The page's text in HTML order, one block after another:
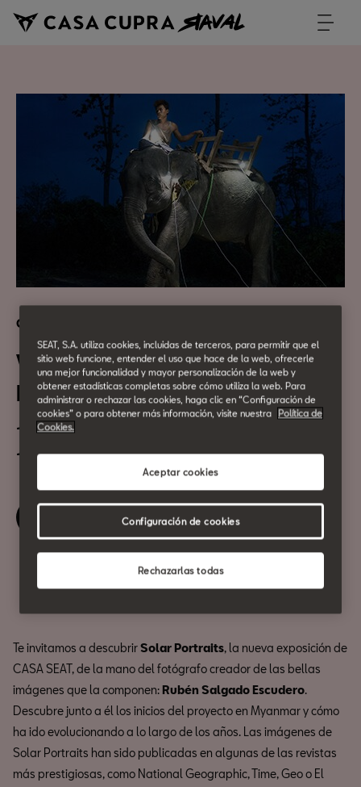
Cultura Urbana
Visita inaugural a Solar
Portraits
1 de Septiembre
18:00h y 19:00h
Reserva tu entrada
Compartir
Te invitamos a descubrirSolar Portraits, la nueva exposición de
CASA SEAT, de la mano del fotógrafo creador de las bellas
imágenes que la componen: Rubén Salgado Escudero.
Descubre junto a él los inicios del proyecto en Myanmar y cómo
ha ido evolucionando a lo largo de los años. Las imágenes de
Solar Portraits han sido publicadas en algunas de las revistas
más prestigiosas, como National Geographic, Time, Geo o El
SEAT, S.A. utiliza cookies, incluidas de terceros, para permitir que el
sitio web funcione, entender el uso que hace de la web, ofrecerle
una mejor funcionalidad y mayor personalización de la web y
obtener estadísticas completas sobre cómo utiliza la web. Para
administrar o rechazar las cookies, haga clic en “Configuración de
cookies” o para obtener más información, visite nuestra Política de
Cookies.
Rechazarlas todas
Aceptar cookies
Configuración de cookies